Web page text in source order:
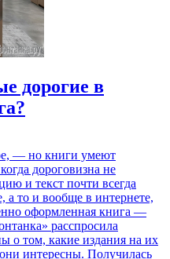
дорогие в
— но книги умеют
дороговизна не
и текст почти всегда
то и вообще в интернете,
оформленная книга —
расспросила
о том, какие издания на их
интересны. Получилась